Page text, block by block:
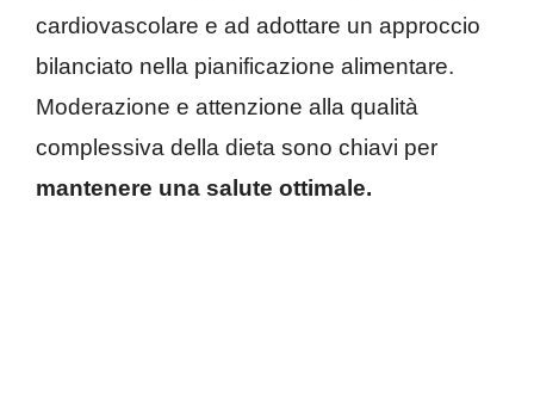
cardiovascolare e ad adottare un approccio
bilanciato nella pianificazione alimentare.
Moderazione e attenzione alla qualità
complessiva della dieta sono chiavi per
mantenere una salute ottimale.